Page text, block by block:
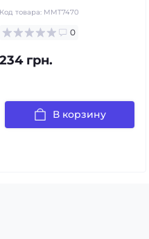
Код товара: MMT7470
0
234 грн.
В корзину